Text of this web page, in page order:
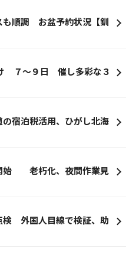
も順調 お盆予約状況【釧
７～９日 催し多彩な３
宿泊税活用、ひがし北海
始 老朽化、夜間作業見
検 外国人目線で検証、助